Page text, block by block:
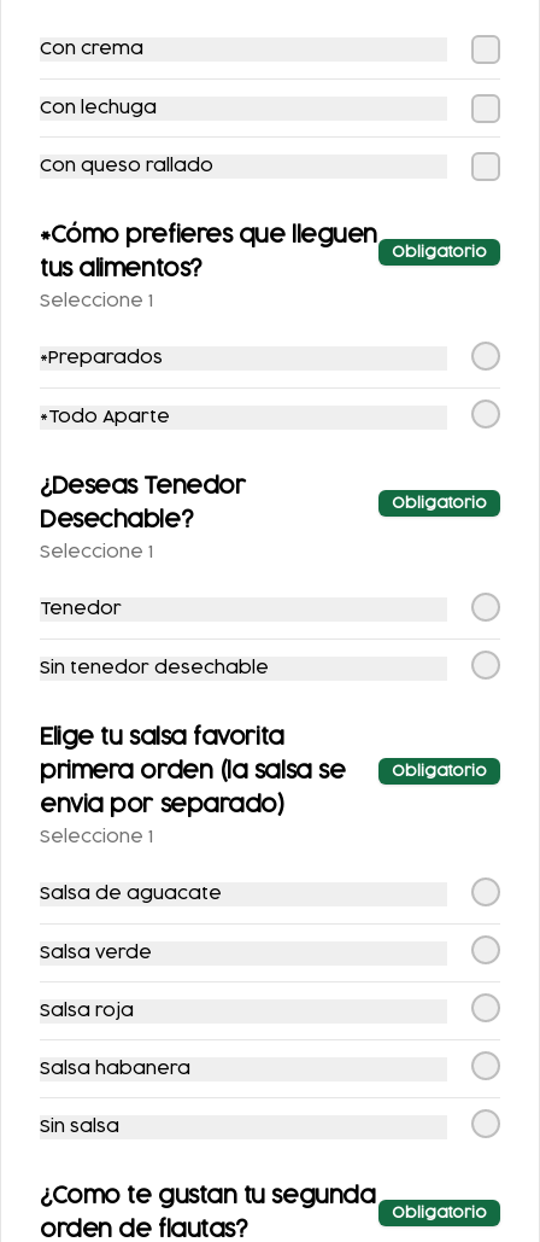
TOSTADA (INCLUYE
SALSA)
HUEVO
$122.00
SOPE CON BISTEC Y
TACOS DE
COCHINITA
$100.00
CHILAQUILES CON
POLLO
$122.00
Con crema
Con lechuga
Con queso rallado
*Cómo prefieres que lleguen
tus alimentos?
Obligatorio
Seleccione 1
*Preparados
*Todo Aparte
¿Deseas Tenedor
Desechable?
Obligatorio
Seleccione 1
Tenedor
Sin tenedor desechable
Elige tu salsa favorita
primera orden (la salsa se
envia por separado)
Obligatorio
Seleccione 1
Salsa de aguacate
Salsa verde
Salsa roja
Salsa habanera
Sin salsa
¿Como te gustan tu segunda
orden de flautas?
Obligatorio